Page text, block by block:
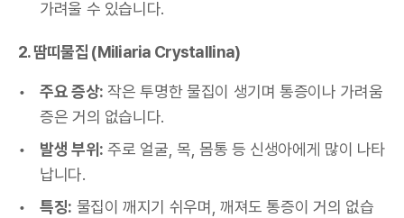
가려울 수 있습니다.
2. 땀띠물집 (Miliaria Crystallina)
주요 증상: 작은 투명한 물집이 생기며 통증이나 가려움
증은 거의 없습니다.
발생 부위: 주로 얼굴, 목, 몸통 등 신생아에게 많이 나타
납니다.
특징: 물집이 깨지기 쉬우며, 깨져도 통증이 거의 없습